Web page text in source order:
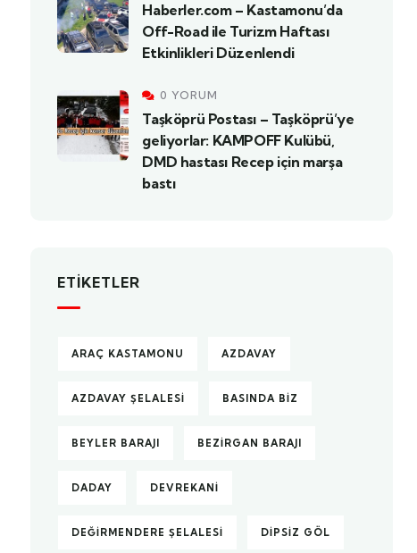
Haberler.com – Kastamonu’da
Off-Road ile Turizm Haftası
Etkinlikleri Düzenlendi
0 YORUM
Taşköprü Postası – Taşköprü’ye
geliyorlar: KAMPOFF Kulübü,
DMD hastası Recep için marşa
bastı
ETIKETLER
ARAÇ KASTAMONU AZDAVAY
AZDAVAY ŞELALESI BASINDA BIZ
BEYLER BARAJI BEZIRGAN BARAJI
DADAY DEVREKANI
DEĞIRMENDERE ŞELALESI DIPSIZ GÖL